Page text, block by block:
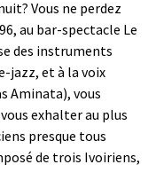
Vous ne perdez
au bar-spectacle Le
des instruments
jazz, et à la voix
Aminata), vous
exhalter au plus
presque tous
de trois Ivoiriens,